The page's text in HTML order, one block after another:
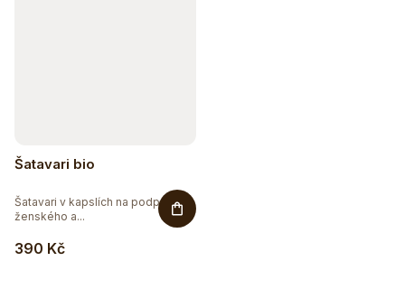
Šatavari bio
390 Kč
Šatavari v kapslích na podporu
ženského a...